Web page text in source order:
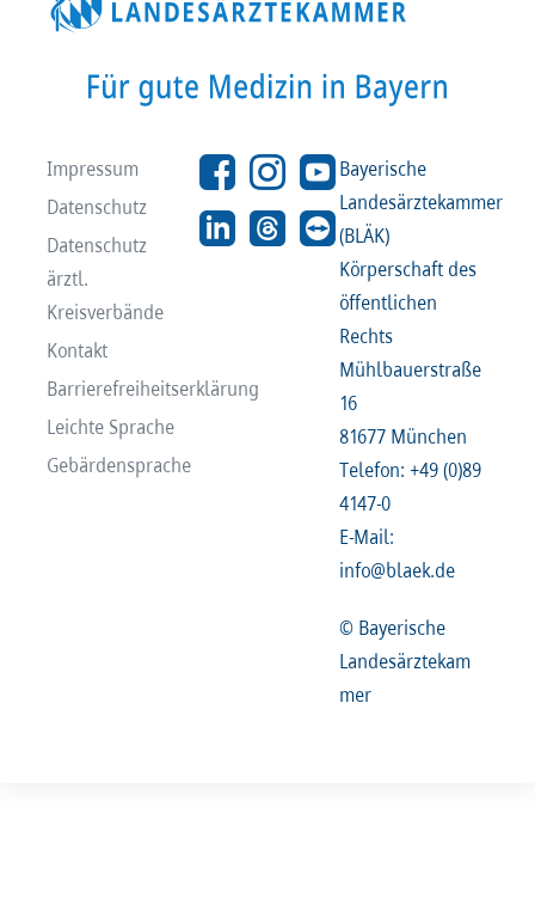
Impressum
Datenschutz
Datenschutz
ärztl.
Kreisverbände
Kontakt
Barrierefreiheitserklärung
Leichte Sprache
Gebärdensprache
Bayerische
Landesärztekammer
(BLÄK)
Körperschaft des
öffentlichen
Rechts
Mühlbauerstraße
16
81677 München
Telefon: +49 (0)89
4147-0
E-Mail:
info@blaek.de
© Bayerische
Landesärztekam
mer